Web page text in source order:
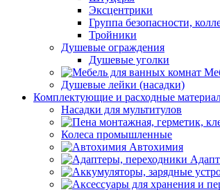
Эксцентрики
Группа безопасности,
Тройники
Душевые ограждения
Душевые уголки
Душевые лейки (насадки)
Комплектующие и расходные
Насадки для мультитулов
Колеса промышленные
Автохимия